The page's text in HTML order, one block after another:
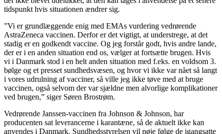
tidspunkt hvis situationen ændrer sig.
”Vi er grundlæggende enig med EMAs vurdering vedrørende
AstraZeneca vaccinen. Derfor er det vigtigt, at understrege, at det
stadig er en godkendt vaccine. Og jeg forstår godt, hvis andre lande,
der er i en anden situation end os, vælger at fortsætte brugen. Hvis
vi i Danmark stod i en helt anden situation med f.eks. en voldsom 3.
bølge og et presset sundhedsvæsen, og hvor vi ikke var nået så langt
i vores udrulning af vacciner, så ville jeg ikke tøve med at bruge
vaccinen, også selvom der var sjældne men alvorlige komplikationer
ved brugen,” siger Søren Brostrøm.
Vedrørende Janssen-vaccinen fra Johnson & Johnson, har
producenten sat leverancerne i karantæne, så de aktuelt ikke kan
anvendes i Danmark. Sundhedsstyrelsen vil nøje følge de igangsatte